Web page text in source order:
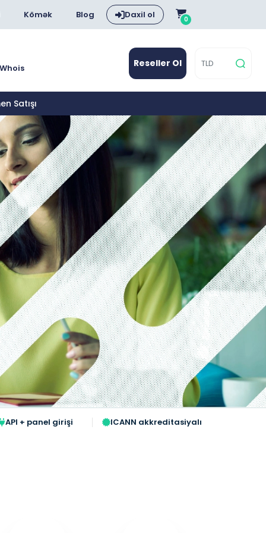
Kömək Blog Daxil ol 0
Whois Reseller Ol
Satışı
API + panel girişi ICANN akkreditasiyalı